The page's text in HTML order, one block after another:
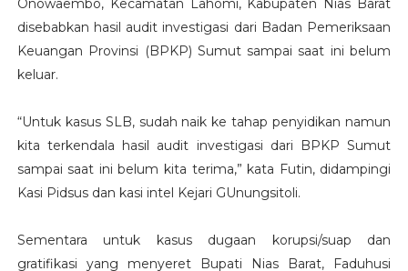
Onowaembo, Kecamatan Lahomi, Kabupaten Nias Barat
disebabkan hasil audit investigasi dari Badan Pemeriksaan
Keuangan Provinsi (BPKP) Sumut sampai saat ini belum
keluar.
“Untuk kasus SLB, sudah naik ke tahap penyidikan namun
kita terkendala hasil audit investigasi dari BPKP Sumut
sampai saat ini belum kita terima,” kata Futin, didampingi
Kasi Pidsus dan kasi intel Kejari GUnungsitoli.
Sementara untuk kasus dugaan korupsi/suap dan
gratifikasi yang menyeret Bupati Nias Barat, Faduhusi